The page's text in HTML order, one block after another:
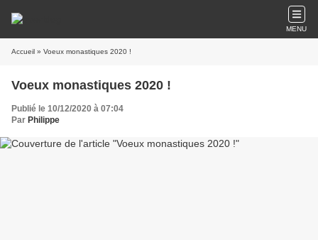
MENU
Accueil » Voeux monastiques 2020 !
Voeux monastiques 2020 !
Publié le 10/12/2020 à 07:04
Par Philippe